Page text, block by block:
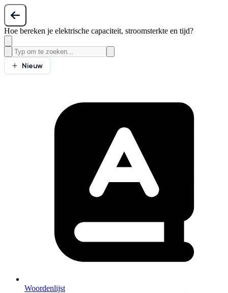
Hoe bereken je elektrische capaciteit, stroomsterkte en tijd?
Nieuw
Woordenlijst